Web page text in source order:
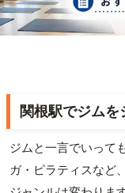
関根駅でジム
ジムと一言でいって
ガ・ピラティスなど